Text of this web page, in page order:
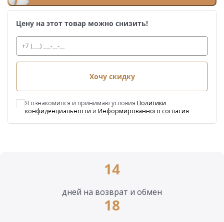
Цену на этот товар можно снизить!
Хочу скидку
Я ознакомился и принимаю условия Политики
конфиденциальности и Информированного согласия
14
дней на возврат и обмен
18